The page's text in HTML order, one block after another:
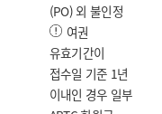
(PO) 외 불인정
여권
유효기간이
접수일 기준 1년
이내인 경우 일부